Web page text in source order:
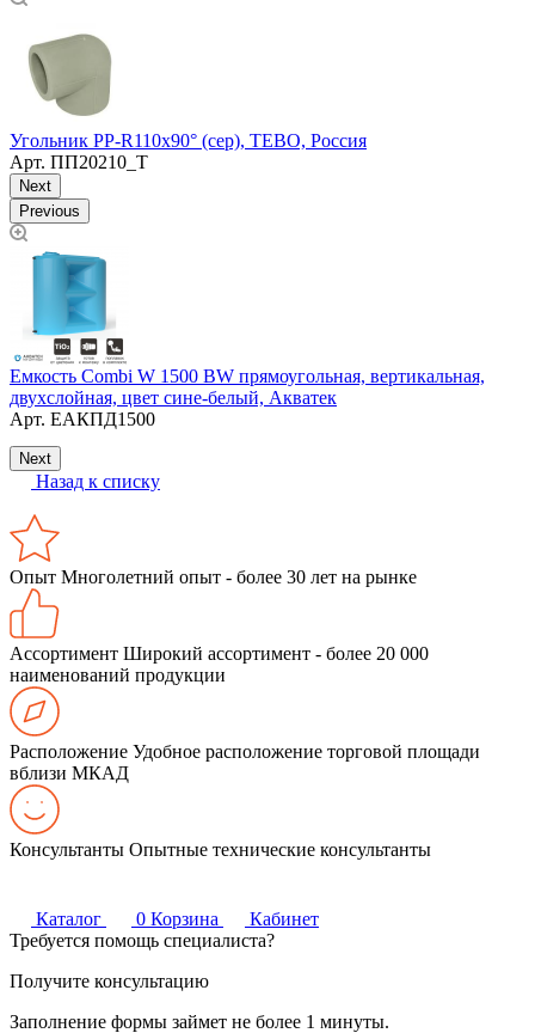
Угольник PP-R110х90° (сер), TEBO, Россия
Арт. ПП20210_Т
Next
Previous
Емкость Combi W 1500 BW прямоугольная, вертикальная,
двухслойная, цвет сине-белый, Акватек
Арт. ЕАКПД1500
Next
Назад к списку
Опыт Многолетний опыт - более 30 лет на рынке
Ассортимент Широкий ассортимент - более 20 000
наименований продукции
Расположение Удобное расположение торговой площади
вблизи МКАД
Консультанты Опытные технические консультанты
Каталог 0 Корзина
Кабинет
Требуется помощь специалиста?
Получите консультацию
Заполнение формы займет не более 1 минуты.